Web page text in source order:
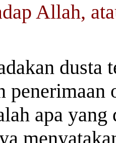
Allah,
dusta
apa